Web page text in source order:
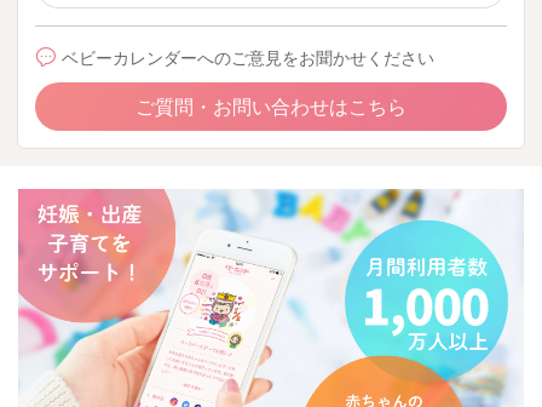
ベビーカレンダーへのご意見をお聞かせください
ご質問・お問い合わせはこちら